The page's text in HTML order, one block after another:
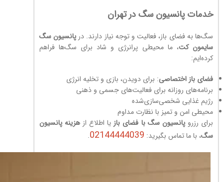
خدمات پانسیون سگ در تهران
سگ‌ها به فضای باز، فعالیت و توجه نیاز دارند. درپانسیون سگ
سایمون کت، ما محیطی پرانرژی و شاد برای سگ‌ها فراهم
کرده‌ایم:
فضای باز اختصاصی: برای دویدن، بازی و تخلیه انرژی
برنامه‌های روزانه برای فعالیت‌های جسمی و ذهنی
رژیم غذایی شخصی‌سازی‌شده
محیطی امن و تمیز با نظارت مداوم
برای رزروپانسیون سگ با فضای باز یا اطلاع ازهزینه پانسیون
سگ، با ما تماس بگیرید: 02144444039
.